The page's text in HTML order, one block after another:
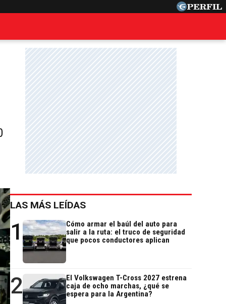
LAS MÁS LEÍDAS
1
Cómo armar el baúl del auto para
salir a la ruta: el truco de seguridad
que pocos conductores aplican
2
El Volkswagen T-Cross 2027 estrena
caja de ocho marchas, ¿qué se
espera para la Argentina?